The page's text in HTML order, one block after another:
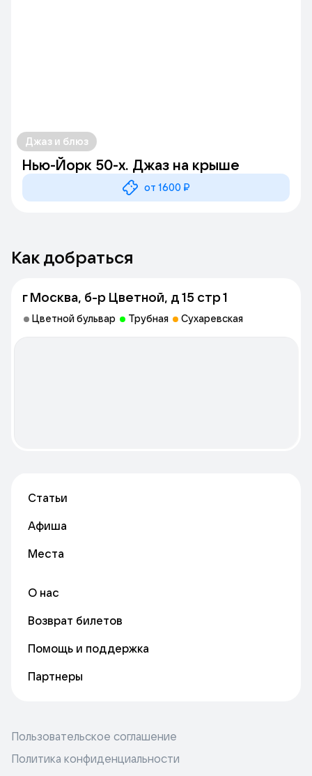
Джаз и блюз
Нью-Йорк 50-х. Джаз на крыше
от 1600 ₽
Как добраться
г Москва, б-р Цветной, д 15 стр 1
Цветной бульвар Трубная Сухаревская
Статьи
Афиша
Места
О нас
Возврат билетов
Помощь и поддержка
Партнеры
Пользовательское соглашение
Политика конфиденциальности